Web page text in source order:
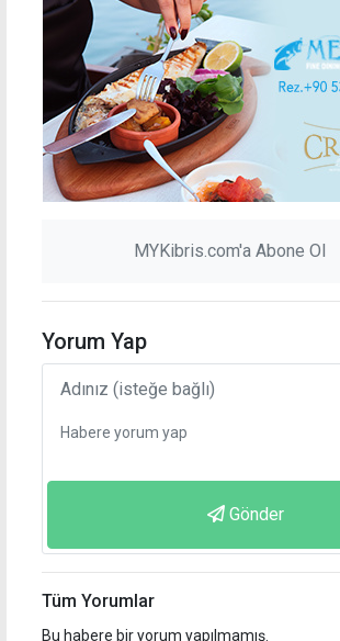
MYKibris.com'a Abone Ol
Yorum Yap
Gönder
Tüm Yorumlar
Bu habere bir yorum yapılmamış.